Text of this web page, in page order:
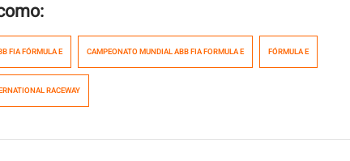
FIA FÓRMULA E CAMPEONATO MUNDIAL ABB FIA FORMULA E FÓRMULA E
RACEWAY